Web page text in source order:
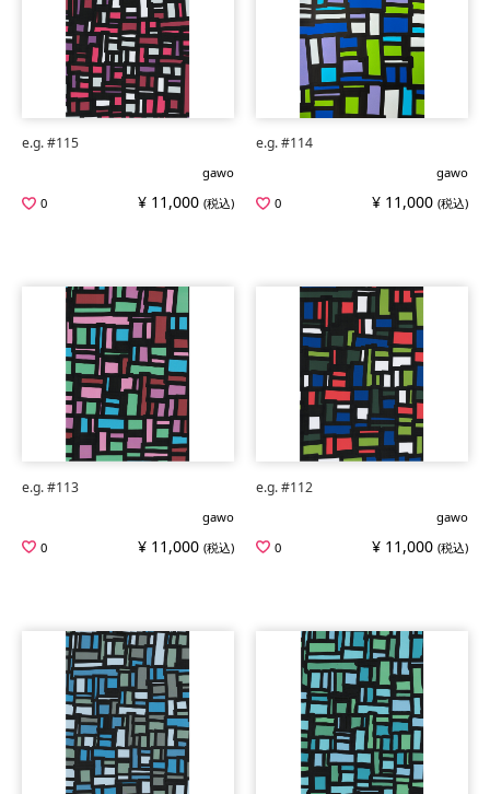
e.g. #115
gawo
0
¥ 11,000 (税込)
e.g. #114
gawo
0
¥ 11,000 (税込)
e.g. #113
gawo
0
¥ 11,000 (税込)
e.g. #112
gawo
0
¥ 11,000 (税込)